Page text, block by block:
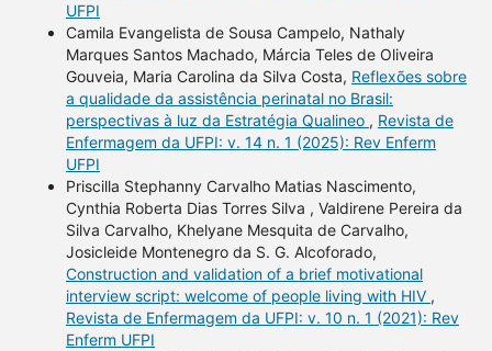
UFPI
Camila Evangelista de Sousa Campelo, Nathaly
Marques Santos Machado, Márcia Teles de Oliveira
Gouveia, Maria Carolina da Silva Costa, Reflexões sobre
a qualidade da assistência perinatal no Brasil:
perspectivas à luz da Estratégia Qualineo , Revista de
Enfermagem da UFPI: v. 14 n. 1 (2025): Rev Enferm
UFPI
Priscilla Stephanny Carvalho Matias Nascimento,
Cynthia Roberta Dias Torres Silva , Valdirene Pereira da
Silva Carvalho, Khelyane Mesquita de Carvalho,
Josicleide Montenegro da S. G. Alcoforado,
Construction and validation of a brief motivational
interview script: welcome of people living with HIV ,
Revista de Enfermagem da UFPI: v. 10 n. 1 (2021): Rev
Enferm UFPI